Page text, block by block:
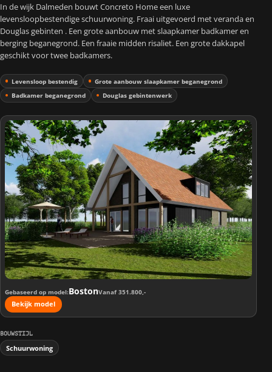
In de wijk Dalmeden bouwt Concreto Home een luxe
levensloopbestendige schuurwoning. Fraai uitgevoerd met veranda en
Douglas gebinten . Een grote aanbouw met slaapkamer badkamer en
berging beganegrond. Een fraaie midden risaliet. Een grote dakkapel
geschikt voor twee badkamers.
Levensloop bestendig
Grote aanbouw slaapkamer beganegrond
Badkamer beganegrond
Douglas gebintenwerk
Gebaseerd op model BostonVanaf 351.800,-
Bekijk model
BOUWSTIJL
Schuurwoning